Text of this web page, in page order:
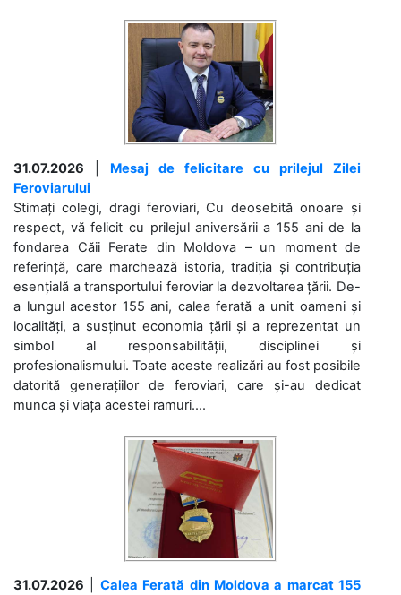
31.07.2026
Mesaj de felicitare cu prilejul Zilei
Feroviarului
Stimați colegi, dragi feroviari, Cu deosebită onoare și
respect, vă felicit cu prilejul aniversării a 155 ani de la
fondarea Căii Ferate din Moldova – un moment de
referință, care marchează istoria, tradiția și contribuția
esențială a transportului feroviar la dezvoltarea țării. De-
a lungul acestor 155 ani, calea ferată a unit oameni și
localități, a susținut economia țării și a reprezentat un
simbol al responsabilității, disciplinei și
profesionalismului. Toate aceste realizări au fost posibile
datorită generațiilor de feroviari, care și-au dedicat
munca și viața acestei ramuri....
31.07.2026
Calea Ferată din Moldova a marcat 155